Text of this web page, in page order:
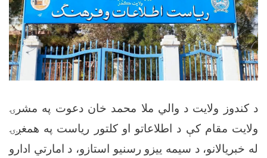
د کندوز ولايت د والي ملا محمد خان دعوت په مشرۍ
ولایت مقام کې د اطلاعاتو او کلتور ریاست په همغږۍ
له خبریالانو، د سیمه ‌ییزو رسنیو استازو، د امارتي ادارو